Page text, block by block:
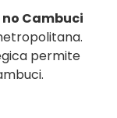
Cambuci
permite